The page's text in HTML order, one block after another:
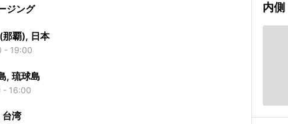
ジング
那覇), 日本
- 19:00
, 琉球島
- 16:00
台湾
内側